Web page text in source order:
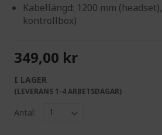
Kabellängd: 1200 mm
kontrollbox)
349,00 kr
I LAGER
(LEVERANS 1-4 ARBETSDAGAR)
Antal: